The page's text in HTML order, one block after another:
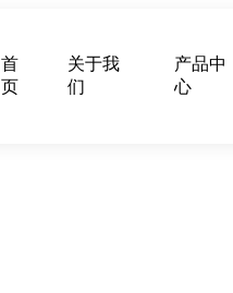
首
页
关于我
们
产品中
心